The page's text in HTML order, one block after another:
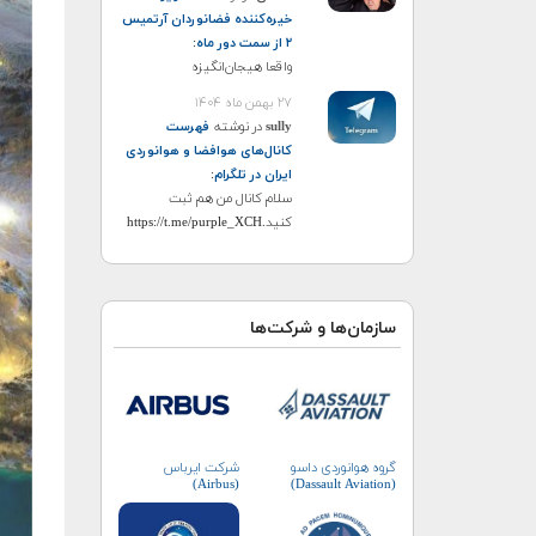
خیره‌کننده فضانوردان آرتمیس
۲ از سمت دور ماه
:
واقعا هیجان‌انگیزه
۲۷ بهمن ماه ۱۴۰۴
sullyدر نوشته فهرست
کانال‌های هوافضا و هوانوردی
ایران در تلگرام:
سلام کانال من هم ثبت
کنید.https://t.me/purple_XCH
سازمان‌ها و شرکت‌ها
گروه هوانوردی داسو
(Dassault Aviation)
شرکت ایرباس
(Airbus)